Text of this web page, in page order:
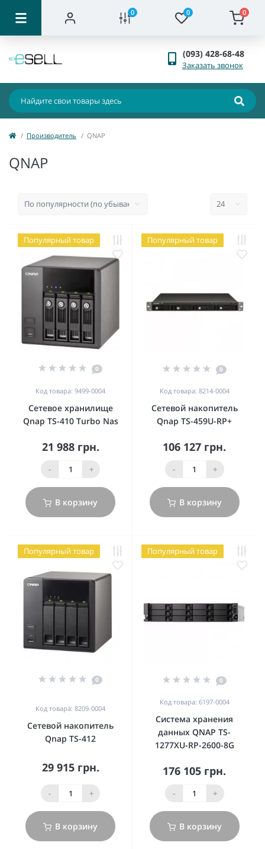
0 0 0
(093) 428-68-48
Заказать звонок
Производитель QNAP
QNAP
Популярный товар
0
Код товара: 9499-0004
Сетевое хранилище
Qnap TS-410 Turbo Nas
21 988 грн.
- +
В корзину
Популярный товар
0
Код товара: 8214-0004
Сетевой накопитель
Qnap TS-459U-RP+
106 127 грн.
- +
В корзину
Популярный товар
0
Код товара: 8209-0004
Сетевой накопитель
Qnap TS-412
29 915 грн.
- +
В корзину
Популярный товар
0
Код товара: 6197-0004
Система хранения
данных QNAP TS-
1277XU-RP-2600-8G
176 105 грн.
- +
В корзину